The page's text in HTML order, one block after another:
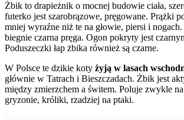
Żbik to drapieżnik o mocnej budowie ciała,
futerko jest szarobrązowe, pręgowane. Prążki
mniej wyraźne niż te na głowie, piersi i nogach.
biegnie czarna pręga. Ogon pokryty jest
Poduszeczki łap żbika również są czarne.
W Polsce te dzikie koty żyją w lasach
głównie w Tatrach i Bieszczadach. Żbik jest
między zmierzchem a świtem. Poluje zwykle na
gryzonie, króliki, rzadziej na ptaki.